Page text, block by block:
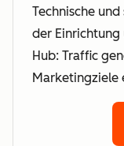
Technische
der
Hub: Traffic
Marketingziele